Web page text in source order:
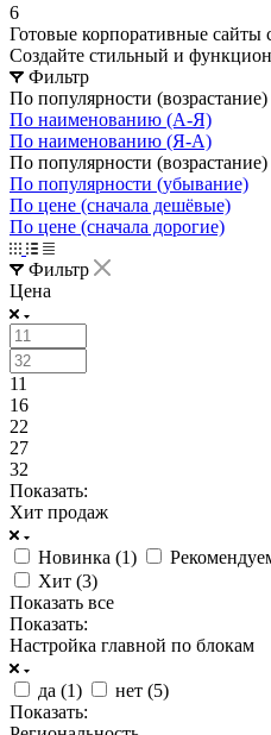
6
Готовые корпоративные сайты
Создайте стильный и
Фильтр
По популярности (возрастание)
По наименованию (А-Я)
По наименованию (Я-А)
По популярности (возрастание)
По популярности (убывание)
По цене (сначала дешёвые)
По цене (сначала дорогие)
Фильтр
Цена
11
16
22
27
32
Показать:
Хит продаж
Новинка (1)
Хит (3)
Показать все
Показать:
Настройка главной по блокам
да (1) нет (5)
Показать: